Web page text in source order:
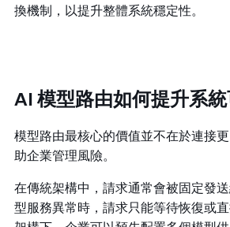
換機制，以提升整體系統穩定性。
AI 模型路由如何提升系統
模型路由最核心的價值並不在於連接
助企業管理風險。
在傳統架構中，請求通常會被固定發
型服務異常時，請求只能等待恢復或